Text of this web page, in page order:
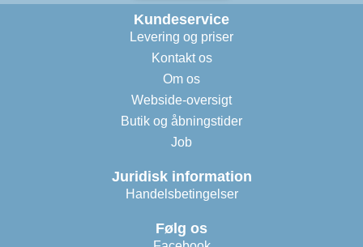
Kundeservice
Levering og priser
Kontakt os
Om os
Webside-oversigt
Butik og åbningstider
Job
Juridisk information
Handelsbetingelser
Følg os